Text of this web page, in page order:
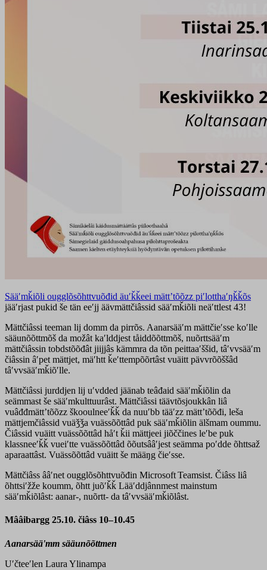
Sääʹmǩiõli ougglõsõhttvuõđid äuʹǩǩeei mättʼtõõzz piʹlotthaʹŋǩǩõs
jääʹrjast pukid še tän eeʹjj äävmättčiâssid sääʹmǩiõli neäʹttlest 43!
Mättčiâssi teeman lij domm da pirrõs. Aanarsääʹm mättčieʹsse koʹlle
sääunõõttmõš da možât kaʹlddjest tåiddõõttmõš, nuõrttsääʹm
mättčiâssin tobdstõõđât jiijjâs kämmra da tõn peittaaʹššid, tâʹvvsääʹm
čiâssin âʹpet mättjet, mäʹhtt ǩeʹttempõõrtâst vuäitt pävvrõõššâd
tâʹvvsääʹmǩiõʹlle.
Mättčiâssi jurddjen lij uʹvdded jäänab teâđaid sääʹmǩiõlin da
seämmast še sääʹmkulttuurâst. Mättčiâssi täävtõsjoukkân liâ
vuâđđmättʼtõõzz škooulneeʹǩǩ da nuuʹbb tääʹzz mättʼtõõđi, leša
mättjemčiâssid vuäǯǯa vuässõõttâd puk sääʹmǩiõlin älšmam oummu.
Čiâssid vuäitt vuässõõttâd håʹt ǩii mättjeei jiõččines leʹbe puk
klassneeʹǩǩ vueiʹtte vuässõõttâd õõutsââʹjest seämma poʹdde õhttsaž
aparaattâst. Vuässõõttâd vuäitt še määŋg čieʹsse.
Mättčiâss ââʹnet ougglõsõhttvuõđin Microsoft Teamsist. Čiâss liâ
õhttsiʹžže koumm, õhtt juõʹǩǩ Lääʹddjânnmest mainstum
sääʹmǩiõlâst: aanar-, nuõrtt- da tâʹvvsääʹmǩiõlâst.
Mââibargg 25.10. čiâss 10–10.45
Aanarsääʹmm sääunõõttmen
Uʹčteeʹlen Laura Ylinampa